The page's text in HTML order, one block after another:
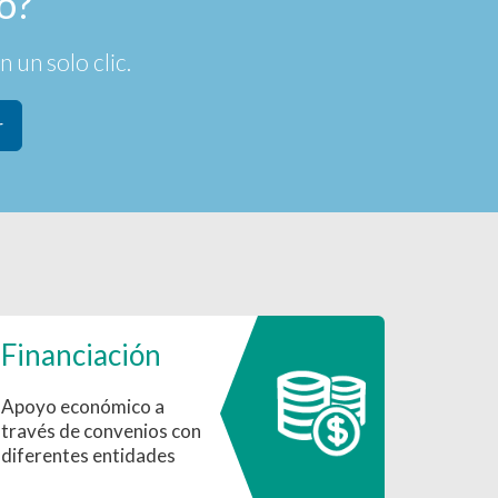
un solo clic.
Financiación
Apoyo económico a
través de convenios con
diferentes entidades